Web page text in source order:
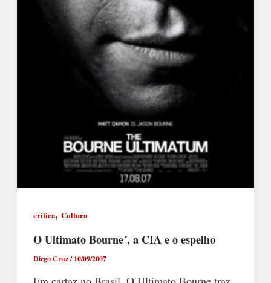
crítica, Cultura
O Ultimato Bourne´, a CIA e o espelho
Diego Cruz/10/09/2007